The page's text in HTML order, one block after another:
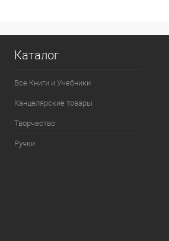
Каталог
Все Книги и Учебники
Канцелярские товары
Творчество
Ручки